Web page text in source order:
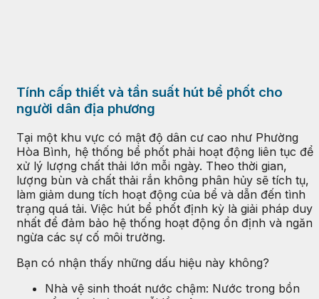
Tính cấp thiết và tần suất hút bể phốt cho
người dân địa phương
Tại một khu vực có mật độ dân cư cao như Phường
Hòa Bình, hệ thống bể phốt phải hoạt động liên tục để
xử lý lượng chất thải lớn mỗi ngày. Theo thời gian,
lượng bùn và chất thải rắn không phân hủy sẽ tích tụ,
làm giảm dung tích hoạt động của bể và dẫn đến tình
trạng quá tải. Việc hút bể phốt định kỳ là giải pháp duy
nhất để đảm bảo hệ thống hoạt động ổn định và ngăn
ngừa các sự cố môi trường.
Bạn có nhận thấy những dấu hiệu này không?
Nhà vệ sinh thoát nước chậm: Nước trong bồn